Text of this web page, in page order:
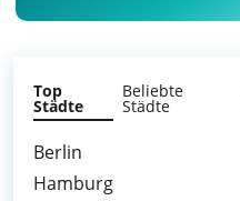
Top
Städte
Beliebte
Städte
Berlin
Hamburg